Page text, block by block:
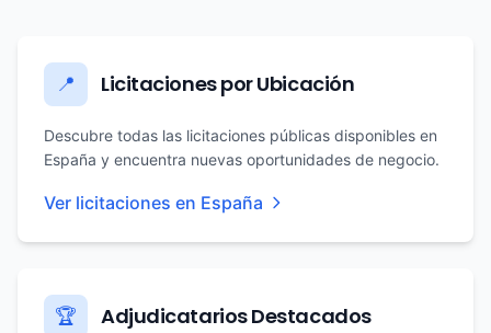
📍 Licitaciones por Ubicación
Descubre todas las licitaciones públicas disponibles en
España y encuentra nuevas oportunidades de negocio.
Ver licitaciones en España
🏆 Adjudicatarios Destacados